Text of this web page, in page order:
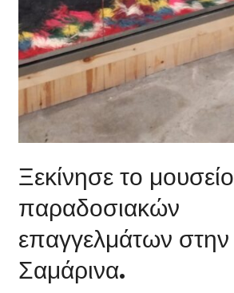
Ξεκίνησε το μουσείο
παραδοσιακών
επαγγελμάτων στην
Σαμάρινα.